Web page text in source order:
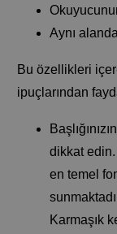
Aynı
Bu özellikleri
ipuçlarından
dikkat edin.
en temel
Karmaşık